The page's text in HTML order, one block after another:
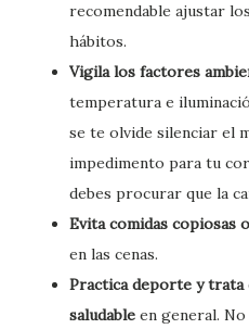
recomendable ajustar
hábitos.
Vigila los factores
temperatura e
se te olvide silenciar el
impedimento para tu
debes procurar que la
Evita comidas copiosas
en las cenas.
Practica deporte y trata
saludable en general.